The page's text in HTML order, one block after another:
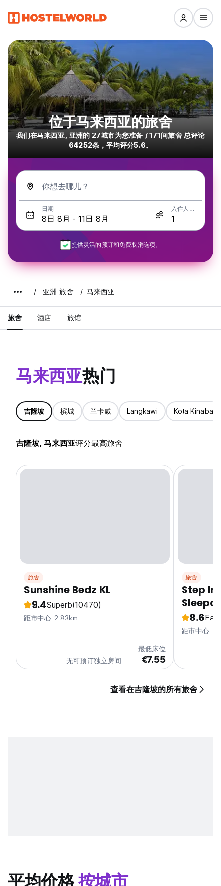
位于马来西亚的旅舍
我们在马来西亚, 亚洲的 27城市为您准备了171间旅舍 总评论
64252条，平均评分5.6。
你想去哪儿？
日期 入住人数
提供灵活的预订和免费取消选项。
亚洲 旅舍 马来西亚
旅舍 酒店 旅馆
马来西亚热门
吉隆坡 槟城 兰卡威 Langkawi Kota Kinabalu
吉隆坡, 马来西亚评分最高旅舍
旅舍
Sunshine Bedz KL
9.4Superb(10470)
距市中心 2.83km
无可预订独立房间
最低床位
€7.55
旅舍
Step Inn - KL's
8.6
距市中心
查看在吉隆坡的所有旅舍
平均价格按城市